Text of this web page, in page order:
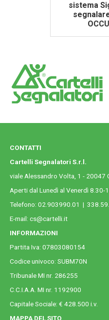
sistema
CONTATTI
Cartelli Segnalatori S.r.l.
viale Alessandro Volta, 1 - 20047
Aperti dal Lunedì al Venerdì
Telefono: 02.903990.01 |
E-mail: cs@cartelli.it
INFORMAZIONI
Partita Iva: 07803080154
Codice univoco: SUBM70N
Tribunale MI nr. 286255
C.C.I.A.A. MI nr. 1192900
Capitale Sociale: € 428.500 i.v.
MAPPA DEL SITO